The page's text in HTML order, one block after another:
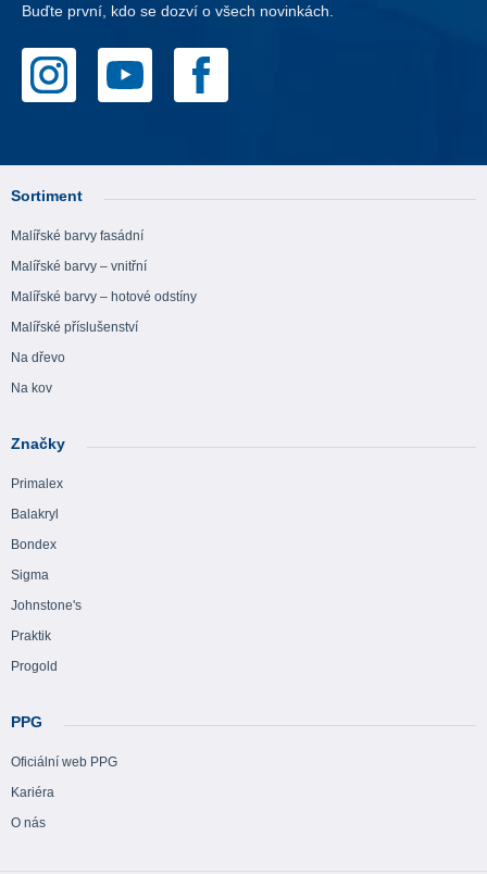
Buďte první, kdo se dozví o všech novinkách.
Sortiment
Malířské barvy fasádní
Malířské barvy – vnitřní
Malířské barvy – hotové odstíny
Malířské příslušenství
Na dřevo
Na kov
Značky
Primalex
Balakryl
Bondex
Sigma
Johnstone's
Praktik
Progold
PPG
Oficiální web PPG
Kariéra
O nás